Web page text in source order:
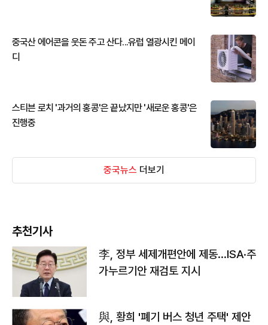
중국산 에어콘을 웃돈 주고 산다...유럽 열광시킨 메이
디
스티븐 로치 '과거의 홍콩'은 끝났지만 '새로운 홍콩'은
진행중
중국뉴스 더보기
추천기사
李, 정부 세제개편안에 제동…ISA·주
가누르기안 재검토 지시
與, 황희 '폐기 버스 청년 주택' 제안